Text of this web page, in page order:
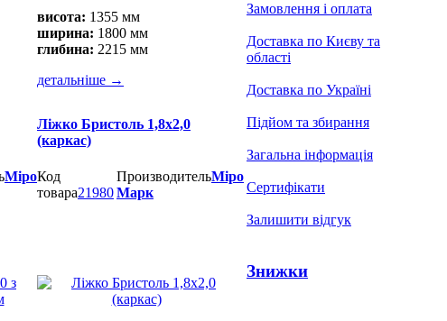
висота: 1355 мм
ширина: 1800 мм
глибина: 2215 мм
детальніше →
Міро
Ліжко Бристоль 1,8х2,0
(каркас)
Код
товара21980
ПроизводительМіро
Марк
Замовлення і оплата
Доставка по Києву та
області
Доставка по Україні
Підйом та збирання
Загальна інформація
Сертифікати
Залишити відгук
Знижки